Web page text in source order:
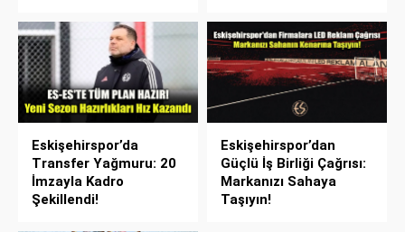
Eskişehirspor’da
Transfer Yağmuru: 20
İmzayla Kadro
Şekillendi!
Eskişehirspor’dan
Güçlü İş Birliği Çağrısı:
Markanızı Sahaya
Taşıyın!